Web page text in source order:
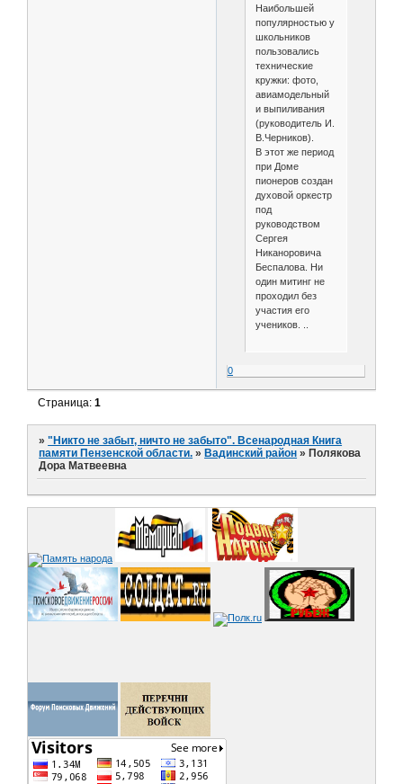
Наибольшей
популярностью у
школьников
пользовались
технические
кружки: фото,
авиамодельный
и выпиливания
(руководитель И.
В.Черников).
В этот же период
при Доме
пионеров создан
духовой оркестр
под
руководством
Сергея
Никаноровича
Беспалова. Ни
один митинг не
проходил без
участия его
учеников. ..
0
Страница:1
»"Никто не забыт, ничто не забыто". Всенародная Книга
памяти Пензенской области. »Вадинский район »Полякова
Дора Матвеевна